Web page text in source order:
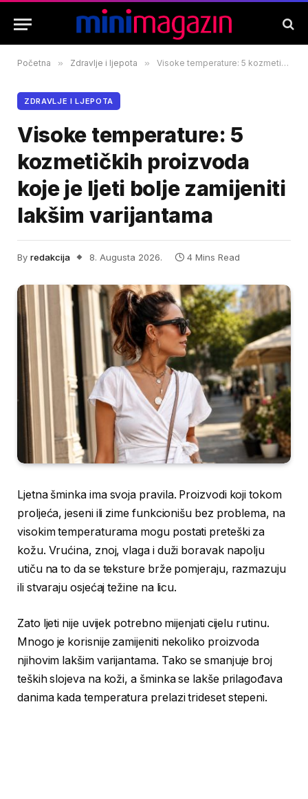
Početna » Zdravlje i ljepota » Visoke temperature: 5 kozmetičkih proizvoda koje je ljeti bolje zamijeniti lakšim varijantama
ZDRAVLJE I LJEPOTA
Visoke temperature: 5
kozmetičkih proizvoda
koje je ljeti bolje zamijeniti
lakšim varijantama
By redakcija 8. Augusta 2026. 4 Mins Read
Ljetna šminka ima svoja pravila. Proizvodi koji tokom
proljeća, jeseni ili zime funkcionišu bez problema, na
visokim temperaturama mogu postati preteški za
kožu. Vrućina, znoj, vlaga i duži boravak napolju
utiču na to da se teksture brže pomjeraju, razmazuju
ili stvaraju osjećaj težine na licu.
Zato ljeti nije uvijek potrebno mijenjati cijelu rutinu.
Mnogo je korisnije zamijeniti nekoliko proizvoda
njihovim lakšim varijantama. Tako se smanjuje broj
teških slojeva na koži, a šminka se lakše prilagođava
danima kada temperatura prelazi trideset stepeni.